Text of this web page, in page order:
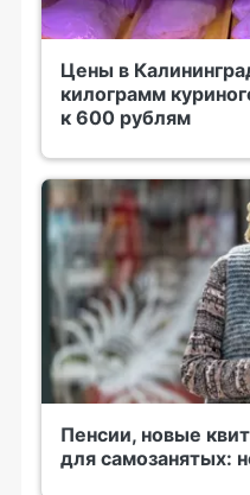
Цены в
килограмм
к 600 рублям
Пенсии, новые
для самозанятых: